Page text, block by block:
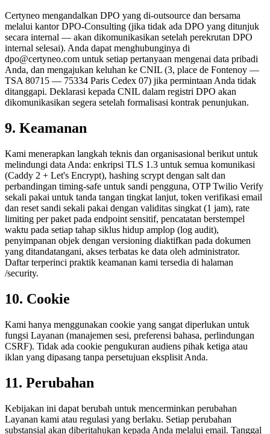
Certyneo mengandalkan DPO yang di-outsource dan bersama
melalui kantor DPO-Consulting (jika tidak ada DPO yang ditunjuk
secara internal — akan dikomunikasikan setelah perekrutan DPO
internal selesai). Anda dapat menghubunginya di
dpo@certyneo.com untuk setiap pertanyaan mengenai data pribadi
Anda, dan mengajukan keluhan ke CNIL (3, place de Fontenoy —
TSA 80715 — 75334 Paris Cedex 07) jika permintaan Anda tidak
ditanggapi. Deklarasi kepada CNIL dalam registri DPO akan
dikomunikasikan segera setelah formalisasi kontrak penunjukan.
9. Keamanan
Kami menerapkan langkah teknis dan organisasional berikut untuk
melindungi data Anda: enkripsi TLS 1.3 untuk semua komunikasi
(Caddy 2 + Let's Encrypt), hashing scrypt dengan salt dan
perbandingan timing-safe untuk sandi pengguna, OTP Twilio Verify
sekali pakai untuk tanda tangan tingkat lanjut, token verifikasi email
dan reset sandi sekali pakai dengan validitas singkat (1 jam), rate
limiting per paket pada endpoint sensitif, pencatatan berstempel
waktu pada setiap tahap siklus hidup amplop (log audit),
penyimpanan objek dengan versioning diaktifkan pada dokumen
yang ditandatangani, akses terbatas ke data oleh administrator.
Daftar terperinci praktik keamanan kami tersedia di halaman
/security.
10. Cookie
Kami hanya menggunakan cookie yang sangat diperlukan untuk
fungsi Layanan (manajemen sesi, preferensi bahasa, perlindungan
CSRF). Tidak ada cookie pengukuran audiens pihak ketiga atau
iklan yang dipasang tanpa persetujuan eksplisit Anda.
11. Perubahan
Kebijakan ini dapat berubah untuk mencerminkan perubahan
Layanan kami atau regulasi yang berlaku. Setiap perubahan
substansial akan diberitahukan kepada Anda melalui email. Tanggal